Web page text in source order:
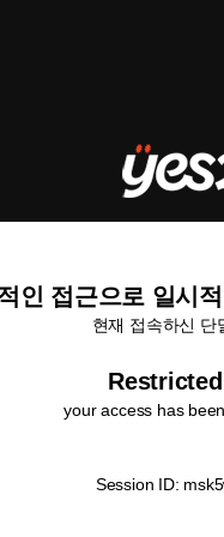
인 접근으로 일시
현재 접속하신 단
your access has
Session ID: